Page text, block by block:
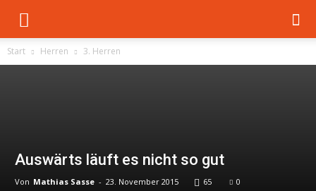
Start Herren 3. Herren
Auswärts läuft es nicht so gut
Von Mathias Sasse - 23. November 2015 65 0